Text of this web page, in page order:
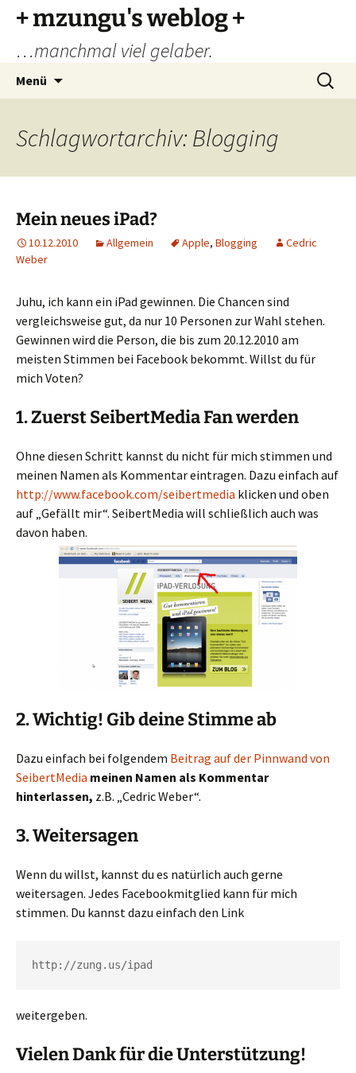
Zum
Inhalt
springen
+ mzungu's weblog +
…manchmal viel gelaber.
Menü
Suchen
nach:
Schlagwortarchiv: Blogging
Mein neues iPad?
10.12.2010 Allgemein Apple, Blogging
Cedric
Weber
Juhu, ich kann ein iPad gewinnen. Die Chancen sind
vergleichsweise gut, da nur 10 Personen zur Wahl stehen.
Gewinnen wird die Person, die bis zum 20.12.2010 am
meisten Stimmen bei Facebook bekommt. Willst du für
mich Voten?
1. Zuerst SeibertMedia Fan werden
Ohne diesen Schritt kannst du nicht für mich stimmen und
meinen Namen als Kommentar eintragen. Dazu einfach auf
http://www.facebook.com/seibertmedia klicken und oben
auf „Gefällt mir“. SeibertMedia will schließlich auch was
davon haben.
2. Wichtig! Gib deine Stimme ab
Dazu einfach bei folgendem Beitrag auf der Pinnwand von
SeibertMedia meinen Namen als Kommentar
hinterlassen, z.B. „Cedric Weber“.
3. Weitersagen
Wenn du willst, kannst du es natürlich auch gerne
weitersagen. Jedes Facebookmitglied kann für mich
stimmen. Du kannst dazu einfach den Link
http://zung.us/ipad
weitergeben.
Vielen Dank für die Unterstützung!